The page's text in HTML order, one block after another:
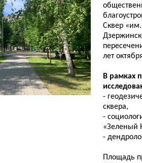
Сквер
лет
В рамках
-
сквера,
-
«Зеленый
-
Площадь